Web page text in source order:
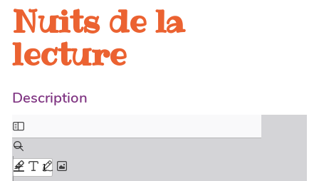
Nuits de la
lecture
Description